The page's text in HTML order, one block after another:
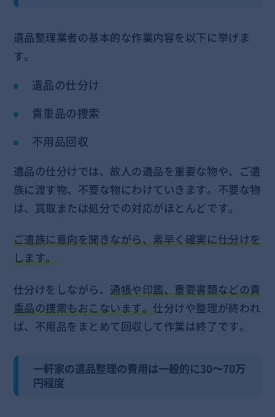
遺品整理業者の基本的な作業内容を以下に挙げま
す。
遺品の仕分け
貴重品の捜索
不用品回収
遺品の仕分けでは、故人の遺品を重要な物や、ご遺
族に渡す物、不要な物にわけていきます。不要な物
は、買取または処分での対応がほとんどです。
ご遺族に意向を聞きながら、素早く確実に仕分けを
します。
仕分けをしながら、通帳や印鑑、重要書類などの貴
重品の捜索もおこないます。仕分けや整理が終われ
ば、不用品をまとめて回収して作業は終了です。
一軒家の遺品整理の費用は一般的に30〜70万
円程度